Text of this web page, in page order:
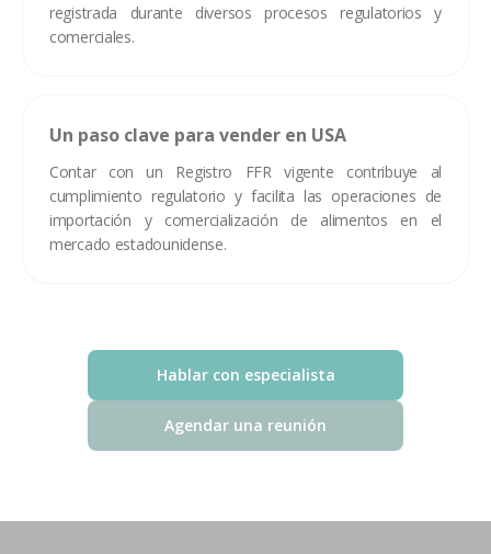
registrada durante diversos procesos regulatorios y
comerciales.
Un paso clave para vender en USA
Contar con un Registro FFR vigente contribuye al
cumplimiento regulatorio y facilita las operaciones de
importación y comercialización de alimentos en el
mercado estadounidense.
Hablar con especialista
Agendar una reunión